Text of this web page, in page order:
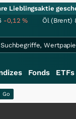
Lieblingsaktie
-0,12% Öl (Brent)
Fonds ETFs